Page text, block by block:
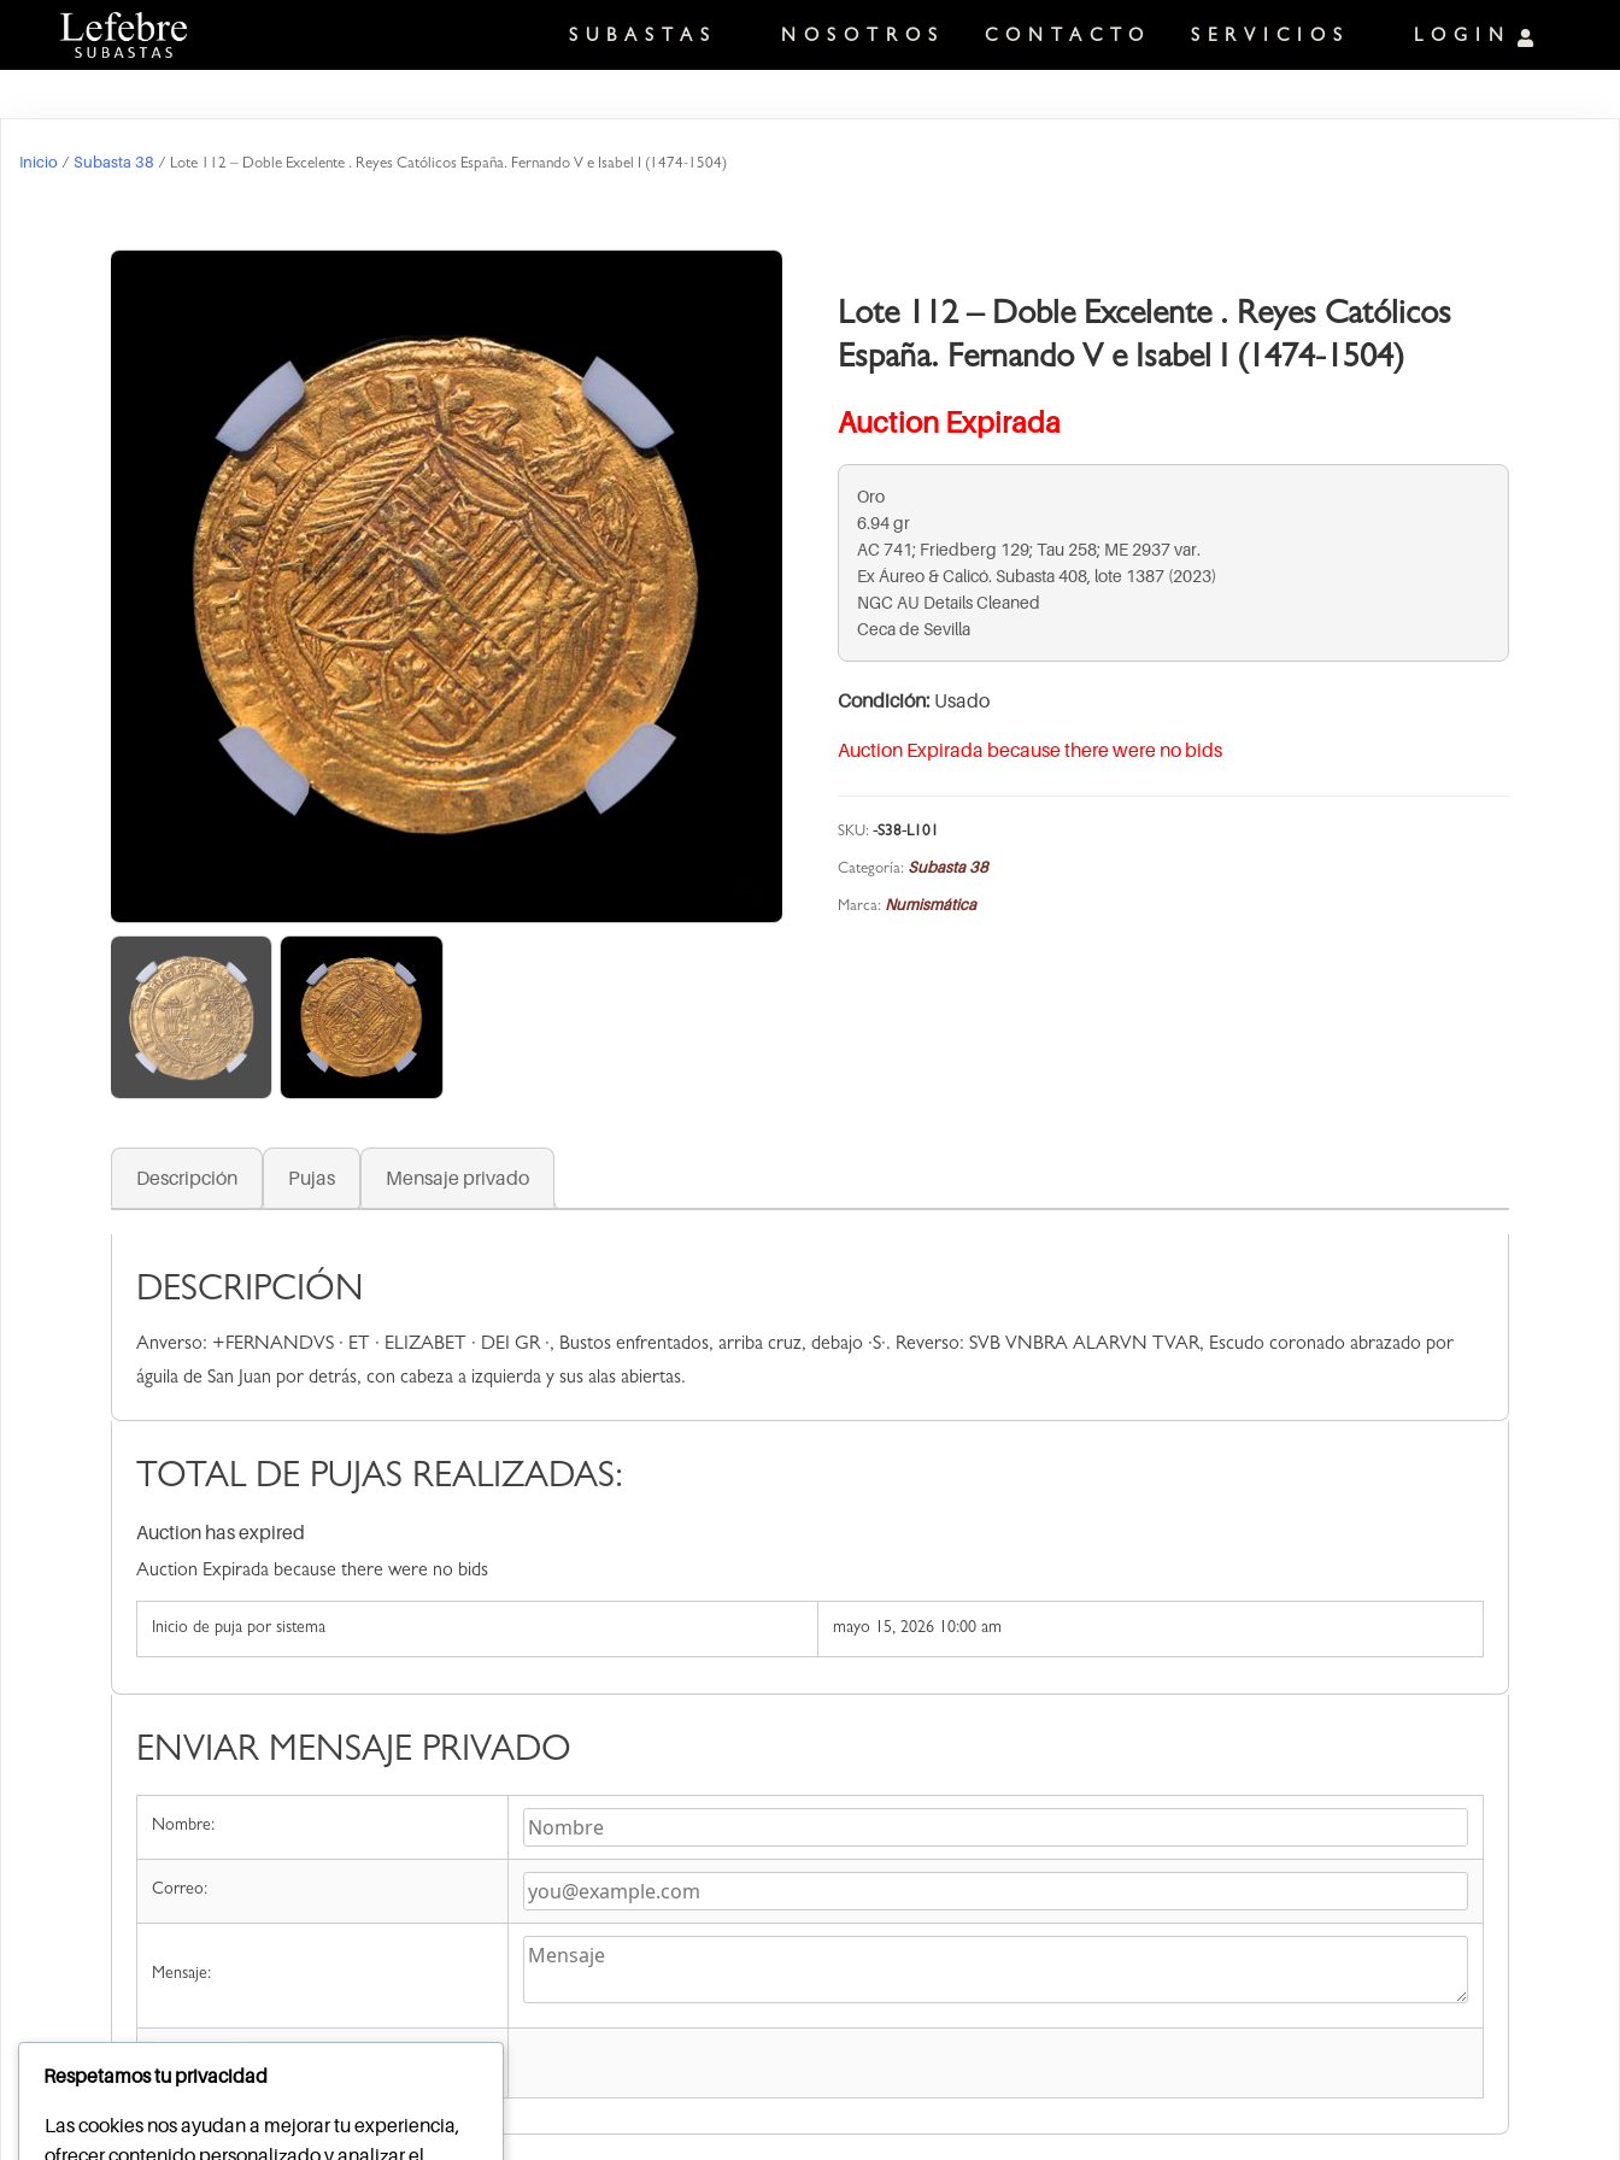
SUBASTAS NOSOTROS CONTACTO SERVICIOS LOGIN
Inicio / Subasta 38 / Lote 112 – Doble Excelente . Reyes Católicos España. Fernando V e Isabel I (1474-1504)
Lote 112 – Doble Excelente . Reyes Católicos
España. Fernando V e Isabel I (1474-1504)
Auction Expirada
Oro
6.94 gr
AC 741; Friedberg 129; Tau 258; ME 2937 var.
Ex Áureo & Calicó. Subasta 408, lote 1387 (2023)
NGC AU Details Cleaned
Ceca de Sevilla
Condición: Usado
Auction Expirada because there were no bids
SKU:-S38-L101
Categoría: Subasta 38
Marca: Numismática
Descripción Pujas Mensaje privado
DESCRIPCIÓN
Anverso: +FERNANDVS · ET · ELIZABET · DEI GR ·, Bustos enfrentados, arriba cruz, debajo ·S·. Reverso: SVB VNBRA ALARVN TVAR, Escudo coronado abrazado por
águila de San Juan por detrás, con cabeza a izquierda y sus alas abiertas.
TOTAL DE PUJAS REALIZADAS:
Auction has expired
Auction Expirada because there were no bids
Inicio de puja por sistema mayo 15, 2026 10:00 am
ENVIAR MENSAJE PRIVADO
Nombre:
Correo:
Mensaje:
Respetamos tu privacidad
Las cookies nos ayudan a mejorar tu experiencia,